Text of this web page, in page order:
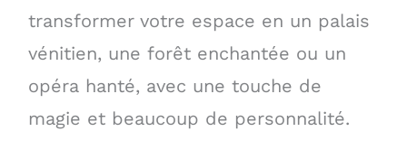
transformer votre espace en un palais
vénitien, une forêt enchantée ou un
opéra hanté, avec une touche de
magie et beaucoup de personnalité.